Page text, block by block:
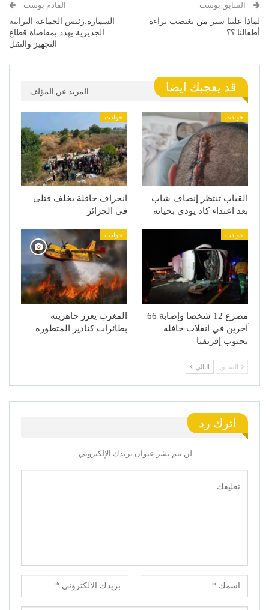
السابق بوست
لماذا علينا ستر من يغتصب براءة
أطفالنا ؟؟
القادم بوست
السمارة:رئيس الجماعة الترابية
الجديرية يهدد بمقاضاة قطاع
التجهيز والنقل
قد يعجبك ايضا المزيد عن المؤلف
حوادث
القباب تنتظر إنصاف شاب
بعد اعتداء كاد يودي بحياته
حوادث
انحراف حافلة يخلف قتلى
في الجزائر
حوادث
مصرع 12 شخصا وإصابة 66
آخرين في انقلاب حافلة
بجنوب إفريقيا
حوادث
المغرب يعزز جاهزيته
بطائرات كنادير المتطورة
السابق التالي
اترك رد
لن يتم نشر عنوان بريدك الإلكتروني.